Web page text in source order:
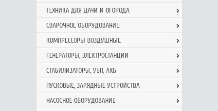
ТЕХНИКА ДЛЯ ДАЧИ И ОГОРОДА
СВАРОЧНОЕ ОБОРУДОВАНИЕ
КОМПРЕССОРЫ ВОЗДУШНЫЕ
ГЕНЕРАТОРЫ, ЭЛЕКТРОСТАНЦИИ
СТАБИЛИЗАТОРЫ, УБП, АКБ
ПУСКОВЫЕ, ЗАРЯДНЫЕ УСТРОЙСТВА
НАСОСНОЕ ОБОРУДОВАНИЕ